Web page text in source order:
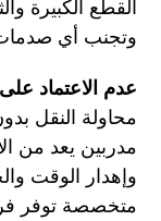
القطع الكبيرة
وتجنب أي
عدم الاعتماد
محاولة النقل
مدربين يعد من
وإهدار الوقت
متخصصة توفر